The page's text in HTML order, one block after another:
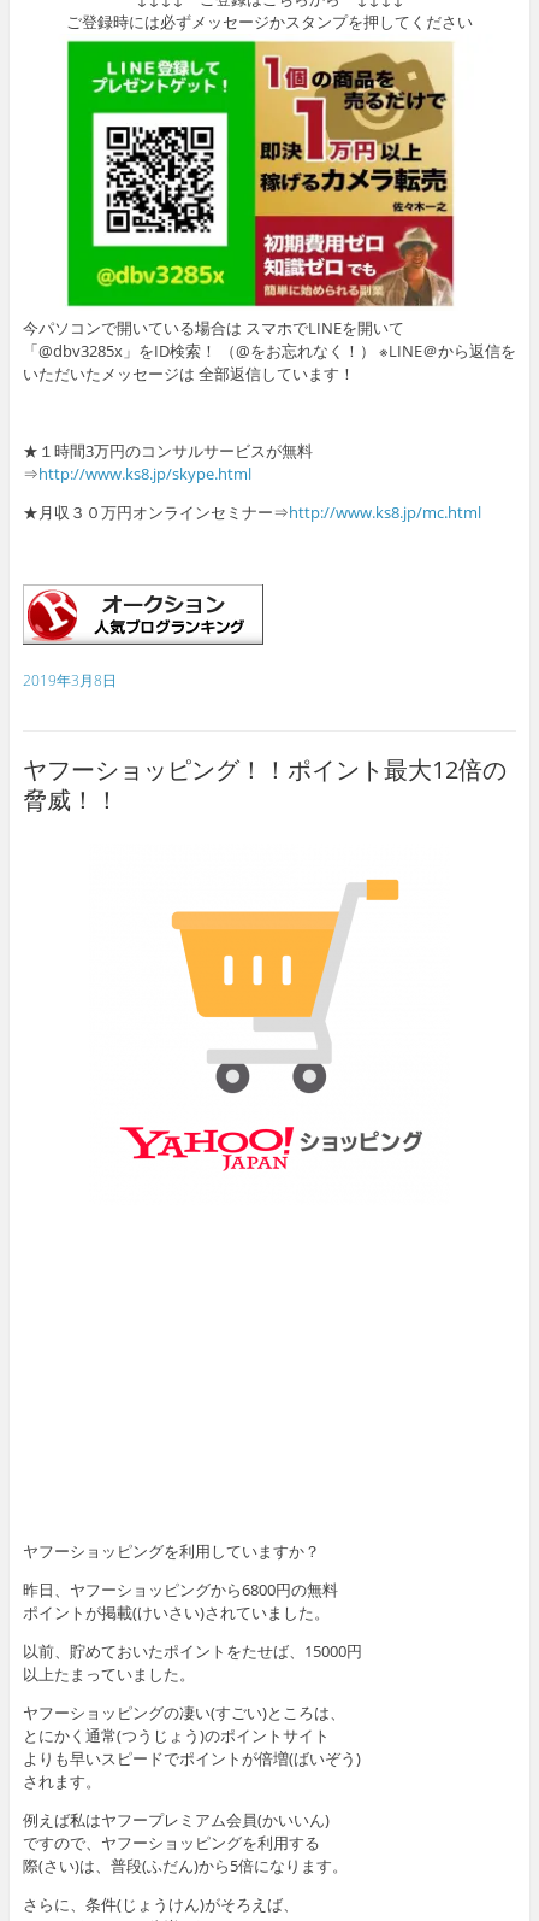
ご登録時には必ずメッセージかスタンプを押してください
今パソコンで開いている場合は スマホでLINEを開いて
「@dbv3285x」をID検索！ （@をお忘れなく！） ※LINE＠から返信を
いただいたメッセージは 全部返信しています！
★１時間3万円のコンサルサービスが無料
⇒http://www.ks8.jp/skype.html
★月収３０万円オンラインセミナー⇒http://www.ks8.jp/mc.html
2019年3月8日
ヤフーショッピング！！ポイント最大12倍の
脅威！！
ヤフーショッピングを利用していますか？
昨日、ヤフーショッピングから6800円の無料
ポイントが掲載(けいさい)されていました。
以前、貯めておいたポイントをたせば、15000円
以上たまっていました。
ヤフーショッピングの凄い(すごい)ところは、
とにかく通常(つうじょう)のポイントサイト
よりも早いスピードでポイントが倍増(ばいぞう)
されます。
例えば私はヤフープレミアム会員(かいいん)
ですので、ヤフーショッピングを利用する
際(さい)は、普段(ふだん)から5倍になります。
さらに、条件(じょうけん)がそろえば、